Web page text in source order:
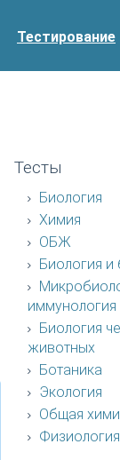
Тестирование
Тесты
Биология
Химия
ОБЖ
Биология и
иммунология
Биология
животных
Ботаника
Экология
Общая